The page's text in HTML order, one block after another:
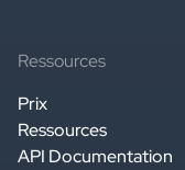
Ressources
Prix
Ressources
API Documentation